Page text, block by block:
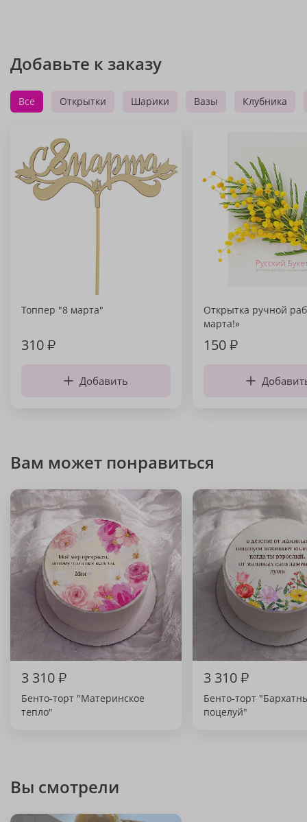
Добавьте к заказу
Все Открытки Шарики Вазы Клубника
Топпер "8 марта"
310₽
Добавить
Открытка ручной
марта!»
150₽
Вам может понравиться
3 310₽
Бенто-торт "Материнское
тепло"
3 310₽
Бенто-торт
поцелуй"
Вы смотрели